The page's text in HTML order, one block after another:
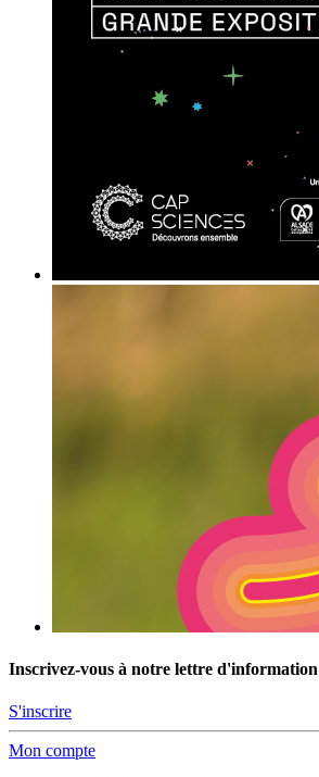
Inscrivez-vous à notre lettre d'information
S'inscrire
Mon compte